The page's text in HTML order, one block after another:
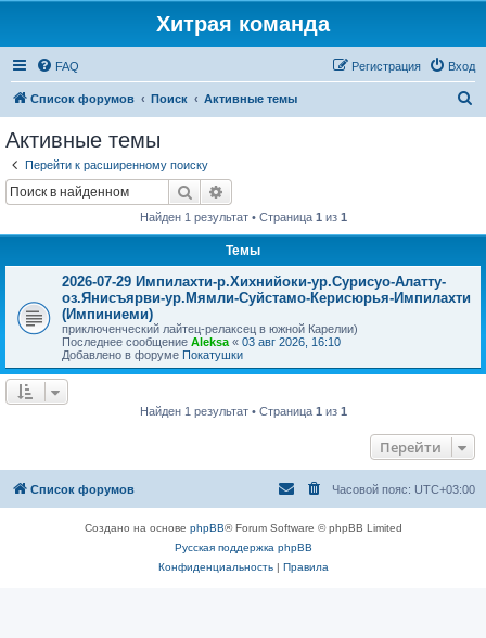
Хитрая команда
FAQ Вход
Регистрация
Список форумов Поиск Активные темы
Активные темы
Перейти к расширенному поиску
Поиск
Найден 1 результат • Страница 1 из 1
Темы
2026-07-29 Импилахти-р.Хихнийоки-ур.Сурисуо-Алатту-
оз.Янисъярви-ур.Мямли-Суйстамо-Керисюрья-Импилахти
(Импиниеми)
приключенческий лайтец-релаксец в южной Карелии)
Последнее сообщение Aleksa « 03 авг 2026, 16:10
Добавлено в форуме Покатушки
Найден 1 результат • Страница 1 из 1
Перейти
Список форумов Часовой пояс: UTC+03:00
Создано на основе phpBB® Forum Software © phpBB Limited
Русская поддержка phpBB
Конфиденциальность| Правила